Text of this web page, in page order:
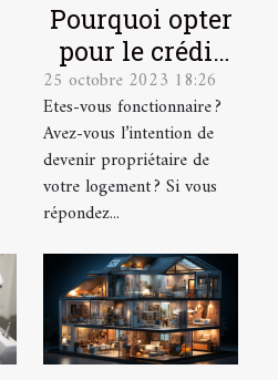
Pourquoi opter
pour le crédit
immobilier en
tant que
fonctionnaire ?
25 octobre 2023 18:26
Etes-vous fonctionnaire ?
Avez-vous l’intention de
devenir propriétaire de
votre logement ? Si vous
répondez...